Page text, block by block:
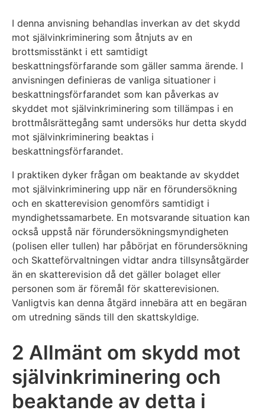
I denna anvisning behandlas inverkan av det skydd
mot självinkriminering som åtnjuts av en
brottsmisstänkt i ett samtidigt
beskattningsförfarande som gäller samma ärende. I
anvisningen definieras de vanliga situationer i
beskattningsförfarandet som kan påverkas av
skyddet mot självinkriminering som tillämpas i en
brottmålsrättegång samt undersöks hur detta skydd
mot självinkriminering beaktas i
beskattningsförfarandet.
I praktiken dyker frågan om beaktande av skyddet
mot självinkriminering upp när en förundersökning
och en skatterevision genomförs samtidigt i
myndighetssamarbete. En motsvarande situation kan
också uppstå när förundersökningsmyndigheten
(polisen eller tullen) har påbörjat en förundersökning
och Skatteförvaltningen vidtar andra tillsynsåtgärder
än en skatterevision då det gäller bolaget eller
personen som är föremål för skatterevisionen.
Vanligtvis kan denna åtgärd innebära att en begäran
om utredning sänds till den skattskyldige.
2 Allmänt om skydd mot
självinkriminering och
beaktande av detta i